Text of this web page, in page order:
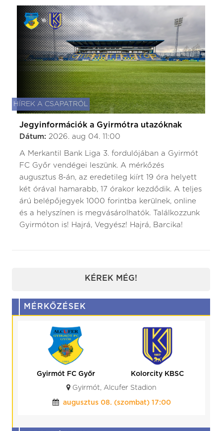
HÍREK A CSAPATRÓL
Jegyinformációk a Gyirmótra utazóknak
Dátum: 2026. aug 04. 11:00
A Merkantil Bank Liga 3. fordulójában a Gyirmót
FC Győr vendégei leszünk. A mérkőzés
augusztus 8-án, az eredetileg kiírt 19 óra helyett
két órával hamarabb, 17 órakor kezdődik. A teljes
árú belépőjegyek 1000 forintba kerülnek, online
és a helyszínen is megvásárolhatók. Találkozzunk
Gyirmóton is! Hajrá, Vegyész! Hajrá, Barcika!
KÉREK MÉG!
MÉRKŐZÉSEK
Gyirmót FC Győr
Kolorcity KBSC
Gyirmót, Alcufer Stadion
augusztus 08. (szombat) 17:00